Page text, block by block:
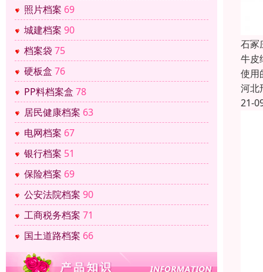
照片档案 69
城建档案 90
档案袋 75
硬板盒 76
PP料档案盒 78
居民健康档案 63
电网档案 67
银行档案 51
保险档案 69
公安法院档案 90
工商税务档案 71
国土道路档案 66
石冢
牛皮
使用
河北
21-